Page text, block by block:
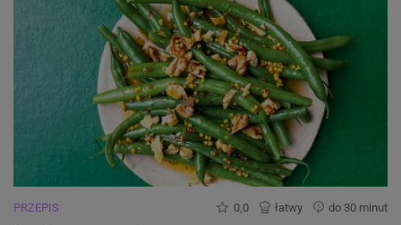
PRZEPIS 0,0 łatwy do 30 minut